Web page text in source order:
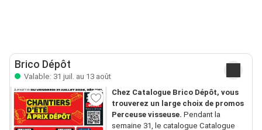
Brico Dépôt
Valable: 31 juil. au 13 août
Chez Catalogue Brico Dépôt, vous
trouverez un large choix de promos
Perceuse visseuse. Pendant la
semaine 31, le catalogue Catalogue